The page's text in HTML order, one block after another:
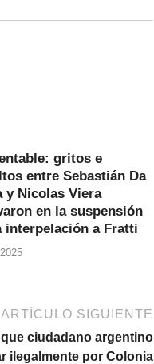
gritos e
entre Sebastián Da
y Nicolas Viera
en la suspensión
interpelación a Fratti
ARTÍCULO SIGUIENTE
que ciudadano argentino
ilegalmente por Colonia